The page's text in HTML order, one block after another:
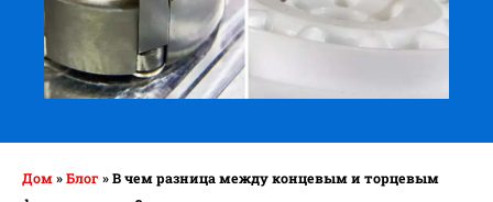
Дом »Блог »В чем разница между концевым и торцевым